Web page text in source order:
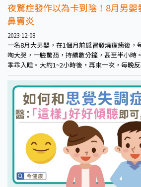
夜驚症發作以為卡到陰！8月男
鼻竇炎
2023-12-08
一名8月大男嬰，在1個月前感冒發燒痊癒後，
啕大哭，一臉驚恐，持續數分鐘，甚至半小時
乖乖入睡。大約1~2小時後，再來一次，每晚
照顧時，也是如此。